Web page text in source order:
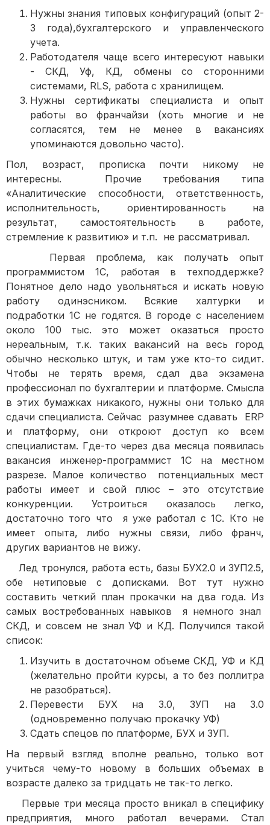
Нужны знания типовых конфигураций (опыт 2-
3 года),бухгалтерского и управленческого
учета.
Работодателя чаще всего интересуют навыки
- СКД, Уф, КД, обмены со сторонними
системами, RLS, работа с хранилищем.
Нужны сертификаты специалиста и опыт
работы во франчайзи (хоть многие и не
согласятся, тем не менее в вакансиях
упоминаются довольно часто).
Пол, возраст, прописка почти никому не
интересны. Прочие требования типа
«Аналитические способности, ответственность,
исполнительность, ориентированность на
результат, самостоятельность в работе,
стремление к развитию» и т.п. не рассматривал.
Первая проблема, как получать опыт
программистом 1С, работая в техподдержке?
Понятное дело надо увольняться и искать новую
работу одинэсником. Всякие халтурки и
подработки 1С не годятся. В городе с населением
около 100 тыс. это может оказаться просто
нереальным, т.к. таких вакансий на весь город
обычно несколько штук, и там уже кто-то сидит.
Чтобы не терять время, сдал два экзамена
профессионал по бухгалтерии и платформе. Смысла
в этих бумажках никакого, нужны они только для
сдачи специалиста. Сейчас разумнее сдавать ERP
и платформу, они откроют доступ ко всем
специалистам. Где-то через два месяца появилась
вакансия инженер-программист 1С на местном
разрезе. Малое количество потенциальных мест
работы имеет и свой плюс – это отсутствие
конкуренции. Устроиться оказалось легко,
достаточно того что я уже работал с 1С. Кто не
имеет опыта, либо нужны связи, либо франч,
других вариантов не вижу.
Лед тронулся, работа есть, базы БУХ2.0 и ЗУП2.5,
обе нетиповые с дописками. Вот тут нужно
составить четкий план прокачки на два года. Из
самых востребованных навыков я немного знал
СКД, и совсем не знал УФ и КД. Получился такой
список:
Изучить в достаточном объеме СКД, УФ и КД
(желательно пройти курсы, а то без поллитра
не разобраться).
Перевести БУХ на 3.0, ЗУП на 3.0
(одновременно получаю прокачку УФ)
Сдать спецов по платформе, БУХ и ЗУП.
На первый взгляд вполне реально, только вот
учиться чему-то новому в больших объемах в
возрасте далеко за тридцать не так-то легко.
Первые три месяца просто вникал в специфику
предприятия, много работал вечерами. Стал